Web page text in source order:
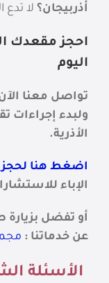
أذربيجان؟ لا
احجز مقعدك
اليوم
تواصل معنا
ولبدء إجراءات
الأذرية.
اضغط هنا لحجز
الإباء
أو تفضل بزيارة
عن خدماتنا :